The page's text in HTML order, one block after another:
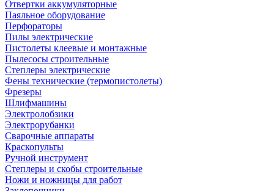
Отвертки аккумуляторные
Паяльное оборудование
Перфораторы
Пилы электрические
Пистолеты клеевые и монтажные
Пылесосы строительные
Степлеры электрические
Фены технические (термопистолеты)
Фрезеры
Шлифмашины
Электролобзики
Электрорубанки
Сварочные аппараты
Краскопульты
Ручной инструмент
Степлеры и скобы строительные
Ножи и ножницы для работ